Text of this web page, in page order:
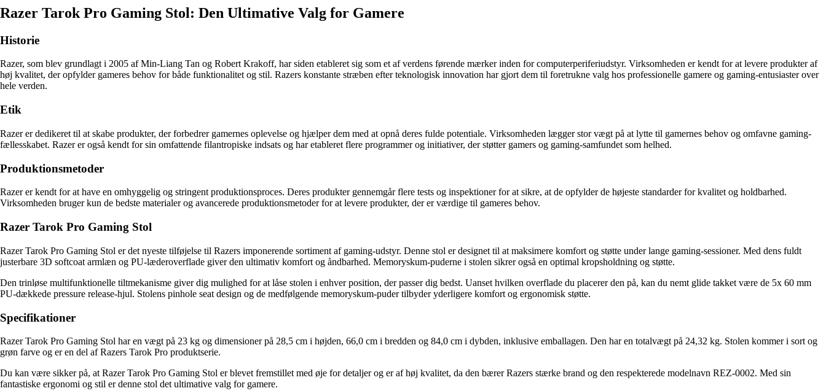
Razer Tarok Pro Gaming Stol: Den Ultimative Valg for Gamere
Historie
Razer, som blev grundlagt i 2005 af Min-Liang Tan og Robert Krakoff, har siden etableret sig som et af verdens førende mærker inden for computerperiferiudstyr. Virksomheden er kendt for at levere produkter af
høj kvalitet, der opfylder gameres behov for både funktionalitet og stil. Razers konstante stræben efter teknologisk innovation har gjort dem til foretrukne valg hos professionelle gamere og gaming-entusiaster over
hele verden.
Etik
Razer er dedikeret til at skabe produkter, der forbedrer gamernes oplevelse og hjælper dem med at opnå deres fulde potentiale. Virksomheden lægger stor vægt på at lytte til gamernes behov og omfavne gaming-
fællesskabet. Razer er også kendt for sin omfattende filantropiske indsats og har etableret flere programmer og initiativer, der støtter gamers og gaming-samfundet som helhed.
Produktionsmetoder
Razer er kendt for at have en omhyggelig og stringent produktionsproces. Deres produkter gennemgår flere tests og inspektioner for at sikre, at de opfylder de højeste standarder for kvalitet og holdbarhed.
Virksomheden bruger kun de bedste materialer og avancerede produktionsmetoder for at levere produkter, der er værdige til gameres behov.
Razer Tarok Pro Gaming Stol
Razer Tarok Pro Gaming Stol er det nyeste tilføjelse til Razers imponerende sortiment af gaming-udstyr. Denne stol er designet til at maksimere komfort og støtte under lange gaming-sessioner. Med dens fuldt
justerbare 3D softcoat armlæn og PU-læderoverflade giver den ultimativ komfort og åndbarhed. Memoryskum-puderne i stolen sikrer også en optimal kropsholdning og støtte.
Den trinløse multifunktionelle tiltmekanisme giver dig mulighed for at låse stolen i enhver position, der passer dig bedst. Uanset hvilken overflade du placerer den på, kan du nemt glide takket være de 5x 60 mm
PU-dækkede pressure release-hjul. Stolens pinhole seat design og de medfølgende memoryskum-puder tilbyder yderligere komfort og ergonomisk støtte.
Specifikationer
Razer Tarok Pro Gaming Stol har en vægt på 23 kg og dimensioner på 28,5 cm i højden, 66,0 cm i bredden og 84,0 cm i dybden, inklusive emballagen. Den har en totalvægt på 24,32 kg. Stolen kommer i sort og
grøn farve og er en del af Razers Tarok Pro produktserie.
Du kan være sikker på, at Razer Tarok Pro Gaming Stol er blevet fremstillet med øje for detaljer og er af høj kvalitet, da den bærer Razers stærke brand og den respekterede modelnavn REZ-0002. Med sin
fantastiske ergonomi og stil er denne stol det ultimative valg for gamere.